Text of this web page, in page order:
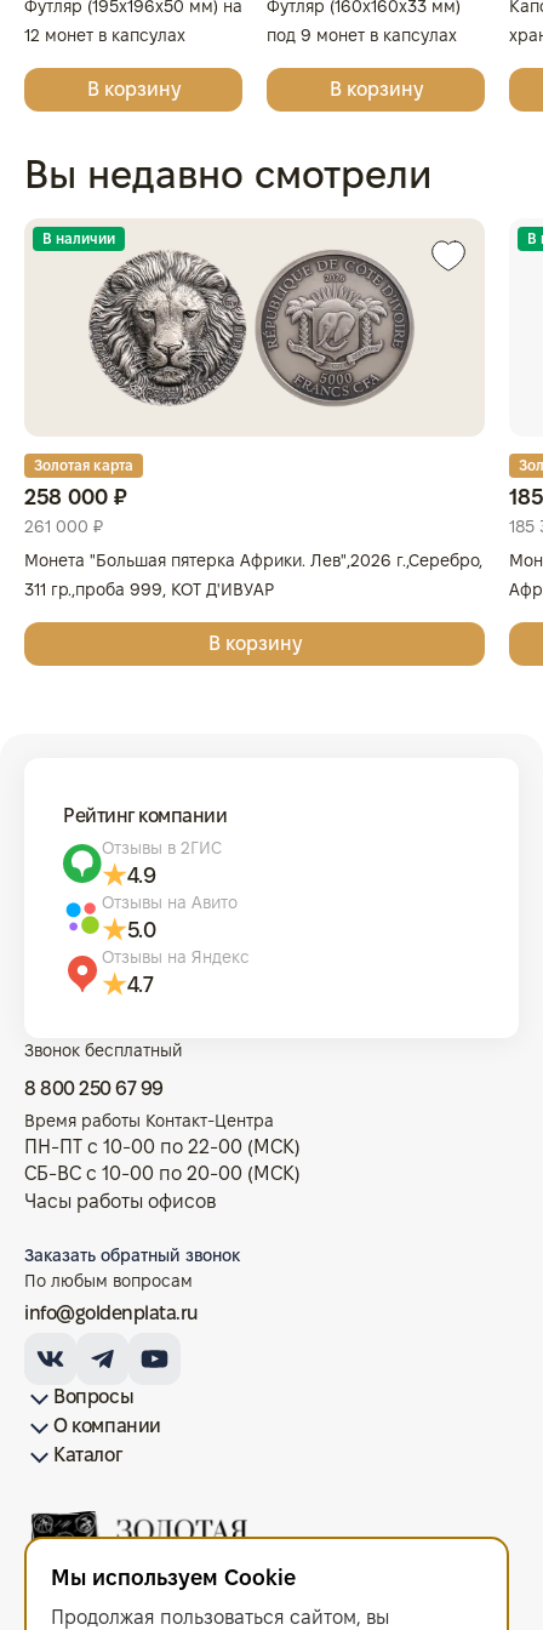
Футляр (195x196x50 мм) на
12 монет в капсулах
(диаметр 44 мм), светло-
бордовыйВ корзину
Футляр (160x160x33 мм)
под 9 монет в капсулах
(диаметр 44 мм), светло-
бордовыйВ корзину
Вы недавно смотрели
В наличии
Золотая карта
258 000 ₽
261 000 ₽
Монета "Большая пятерка Африки. Лев",2026 г.,Серебро,
311 гр.,проба 999, КОТ Д'ИВУАР
В корзину
В
185
Рейтинг компании
Отзывы в 2ГИС
4.9
Отзывы на Авито
5.0
Отзывы на Яндекс
4.7
Вопросы
Как купить/продать
Условия оплаты
Условия доставки
Гарантия на товар
Возврат монет
Карта сайта
О компании
Франшиза
История
Вопрос-ответ
Отзывы
Лицензии и документы
Контакты офисов
Новости
БлогКаталог
Звонок бесплатный
8 800 250 67 99
Время работы Контакт-Центра
ПН-ПТ с 10-00 по 22-00 (МСК)
СБ-ВС с 10-00 по 20-00 (МСК)
Часы работы офисов
Заказать обратный звонок
По любым вопросам
info@goldenplata.ru
ИНН 6679143916 ОГРН 1216600044297
Политика в отношении обработки персональных данных
Мы используем Cookie
Продолжая пользоваться сайтом, вы